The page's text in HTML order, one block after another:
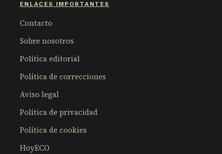
ENLACES IMPORTANTES
Contacto
Sobre nosotros
Política editorial
Política de correcciones
Aviso legal
Política de privacidad
Política de cookies
HoyECO